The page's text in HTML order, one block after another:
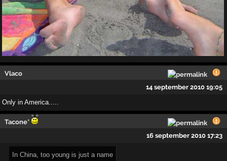
Vlaco
14 september 2010 19:05
Only in America.....
Tacone*
16 september 2010 17:23
In China, too young is just a name